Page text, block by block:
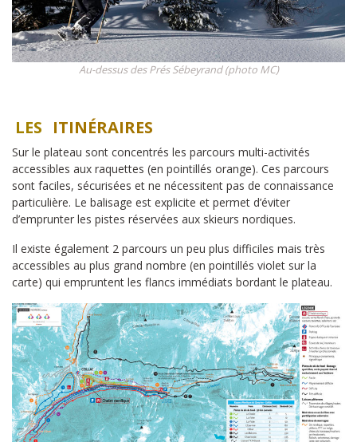
Au-dessus des Prés Sébeyrand (photo MC)
LES ITINÉRAIRES
Sur le plateau sont concentrés les parcours multi-activités
accessibles aux raquettes (en pointillés orange). Ces parcours
sont faciles, sécurisées et ne nécessitent pas de connaissance
particulière. Le balisage est explicite et permet d’éviter
d’emprunter les pistes réservées aux skieurs nordiques.
Il existe également 2 parcours un peu plus difficiles mais très
accessibles au plus grand nombre (en pointillés violet sur la
carte) qui empruntent les flancs immédiats bordant le plateau.